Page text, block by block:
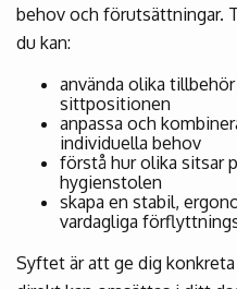
behov och förutsättningar.
du kan:
använda olika
sittpositionen
anpassa och
individuella behov
förstå hur olika sitsar
hygienstolen
skapa en stabil,
vardagliga
Syftet är att ge dig